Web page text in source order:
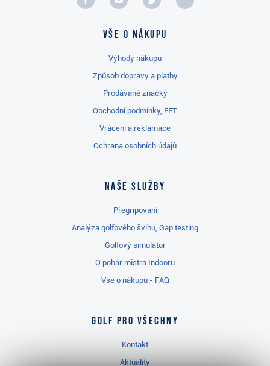
Vše o nákupu
Výhody nákupu
Způsob dopravy a platby
Prodávané značky
Obchodní podmínky, EET
Vrácení a reklamace
Ochrana osobních údajů
Naše služby
Přegripování
Analýza golfového švihu, Gap testing
Golfový simulátor
O pohár mistra Indooru
Vše o nákupu - FAQ
Golf pro všechny
Kontakt
Aktuality